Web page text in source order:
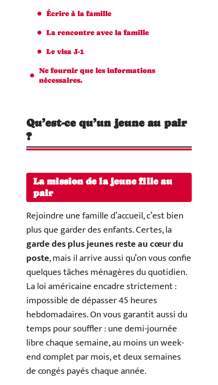
Écrire à la famille
La rencontre avec la famille
Le visa J-1
Ne fournir que les informations
nécessaires.
Qu’est-ce qu’un jeune au pair
?
La mission de la jeune fille au
pair
Rejoindre une famille d’accueil, c’est bien
plus que garder des enfants. Certes, la
garde des plus jeunes reste au cœur du
poste, mais il arrive aussi qu’on vous confie
quelques tâches ménagères du quotidien.
La loi américaine encadre strictement :
impossible de dépasser 45 heures
hebdomadaires. On vous garantit aussi du
temps pour souffler : une demi-journée
libre chaque semaine, au moins un week-
end complet par mois, et deux semaines
de congés payés chaque année.